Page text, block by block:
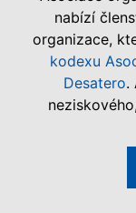
nabízí
organizace,
kodexu
Desatero.